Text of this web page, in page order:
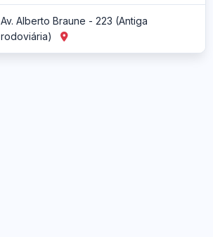
Av. Alberto Braune - 223 (Antiga
rodoviária)